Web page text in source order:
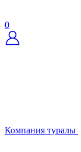
0
Компания туралы